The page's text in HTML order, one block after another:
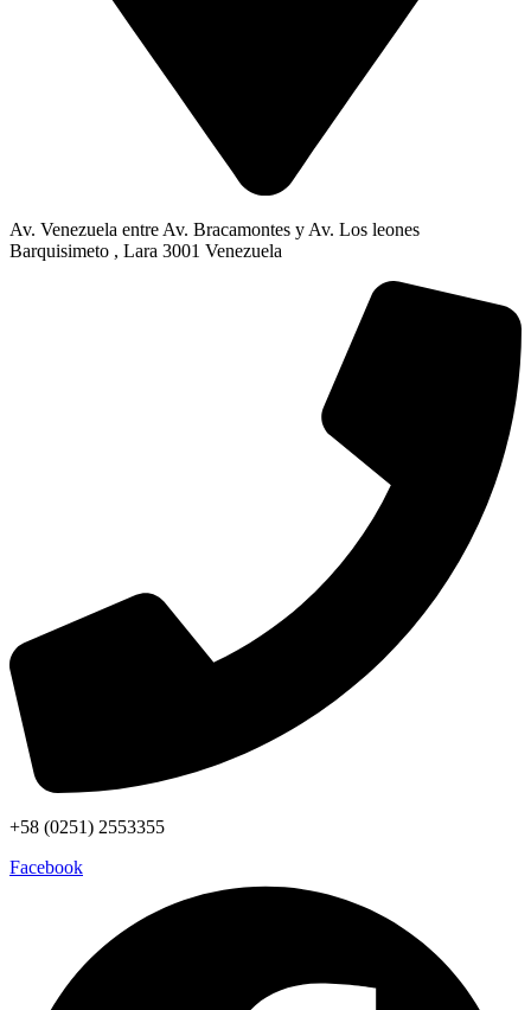
Av. Venezuela entre Av. Bracamontes y Av. Los leones
Barquisimeto , Lara 3001 Venezuela
+58 (0251) 2553355
Facebook